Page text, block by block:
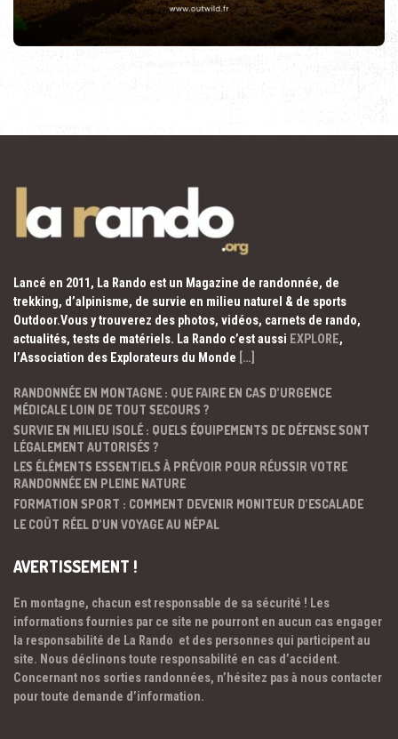
Lancé en 2011, La Rando est un Magazine de randonnée, de
trekking, d’alpinisme, de survie en milieu naturel & de sports
Outdoor.Vous y trouverez des photos, vidéos, carnets de rando,
actualités, tests de matériels. La Rando c’est aussi EXPLORE,
l’Association des Explorateurs du Monde […]
RANDONNÉE EN MONTAGNE : QUE FAIRE EN CAS D’URGENCE
MÉDICALE LOIN DE TOUT SECOURS ?
SURVIE EN MILIEU ISOLÉ : QUELS ÉQUIPEMENTS DE DÉFENSE SONT
LÉGALEMENT AUTORISÉS ?
LES ÉLÉMENTS ESSENTIELS À PRÉVOIR POUR RÉUSSIR VOTRE
RANDONNÉE EN PLEINE NATURE
FORMATION SPORT : COMMENT DEVENIR MONITEUR D’ESCALADE
LE COÛT RÉEL D’UN VOYAGE AU NÉPAL
AVERTISSEMENT !
En montagne, chacun est responsable de sa sécurité ! Les
informations fournies par ce site ne pourront en aucun cas engager
la responsabilité de La Rando et des personnes qui participent au
site. Nous déclinons toute responsabilité en cas d’accident.
Concernant nos sorties randonnées, n’hésitez pas à nous contacter
pour toute demande d’information.